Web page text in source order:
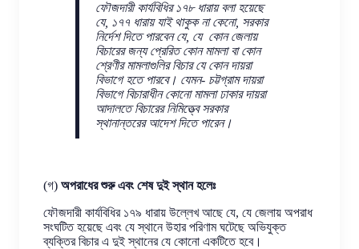
ফৌজদারী কার্যবিধির ১৭৮ ধারায় বলা হয়েছে
যে, ১৭৭ ধারায় যাই থাকুক না কেনো, সরকার
নির্দেশ দিতে পারবেন যে, যে কোন জেলায়
বিচারের জন্য প্রেরিত কোন মামলা বা কোন
শ্রেণীর মামলাগুলির বিচার যে কোন দায়রা
বিভাগে হতে পারবে। যেমন- চট্টগ্রাম দায়রা
বিভাগে বিচারাধীন কোনো মামলা ঢাকার দায়রা
আদালতে বিচারের নিমিত্ত্বে সরকার
স্থানান্তরের আদেশ দিতে পারেন।
(গ) অপরাধের শুরু এবং শেষ দুই স্থান হলেঃ
ফৌজদারী কার্যবিধির ১৭৯ ধারায় উল্লেখ আছে যে, যে জেলায় অপরাধ
সংঘটিত হয়েছে এবং যে স্থানে উহার পরিণাম ঘটেছে অভিযুক্ত
ব্যক্তির বিচার এ দুই স্থানের যে কোনো একটিতে হবে।